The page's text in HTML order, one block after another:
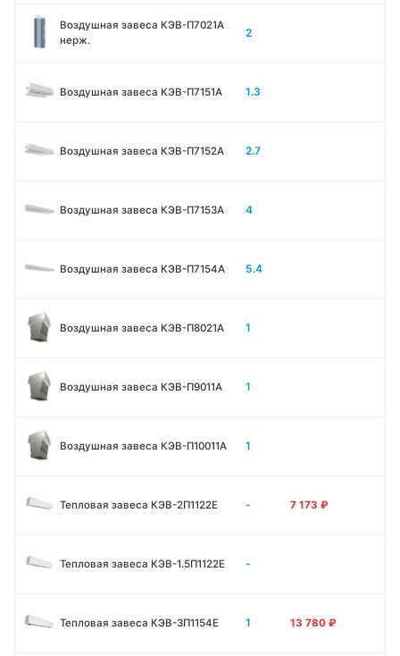
Воздушная завеса КЭВ-П7021A
нерж.
2
Воздушная завеса КЭВ-П7151A 1.3
Воздушная завеса КЭВ-П7152A 2.7
Воздушная завеса КЭВ-П7153A 4
Воздушная завеса КЭВ-П7154A 5.4
Воздушная завеса КЭВ-П8021A 1
Воздушная завеса КЭВ-П9011A 1
Воздушная завеса КЭВ-П10011A 1
Тепловая завеса КЭВ-2П1122E - 7 173 ₽
Тепловая завеса КЭВ-1.5П1122E -
Тепловая завеса КЭВ-3П1154E 1 13 780 ₽